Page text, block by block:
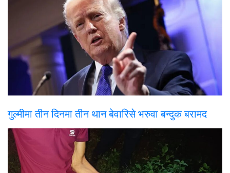
गुल्मीमा तीन दिनमा तीन थान बेवारिसे भरुवा बन्दुक बरामद